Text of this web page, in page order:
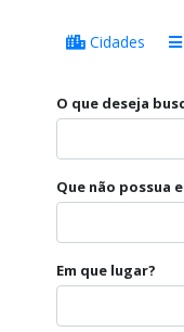
Cidades
O que deseja
Que não possua
Em que lugar?